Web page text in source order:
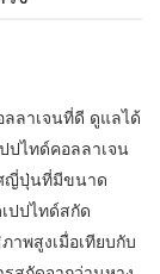
ลาเจนที่ดี ดูแลได้
ปไทด์คอลลาเจน
ญี่ปุ่นที่มีขนาด
ปปไทด์สกัด
าพสูงเมื่อเทียบกับ